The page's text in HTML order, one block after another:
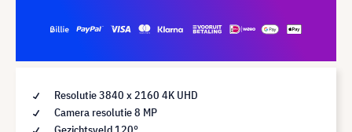
Resolutie 3840 x 2160 4K UHD
Camera resolutie 8 MP